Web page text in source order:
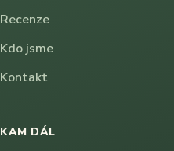
Recenze
Kdo jsme
Kontakt
KAM DÁL